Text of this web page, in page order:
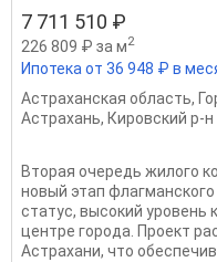
7 711 510 ₽
226 809 ₽ за м2
Ипотека от 36 948 ₽ в
Астраханская область,
Астрахань, Кировский р-н
Вторая очередь жилого
новый этап
статус, высокий
центре города. Проект
Астрахани, что